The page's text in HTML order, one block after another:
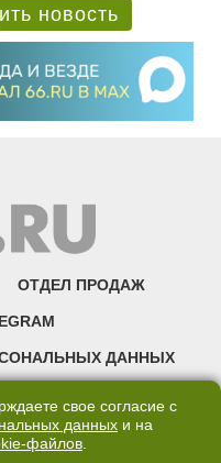
новость
ОТДЕЛ ПРОДАЖ
ДАННЫХ
доведение до всеобщего
свое согласие с
данных и на
файлов.